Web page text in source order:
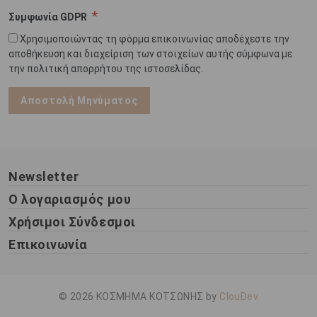
Συμφωνία GDPR
Χρησιμοποιώντας τη φόρμα επικοινωνίας αποδέχεστε την
αποθήκευση και διαχείριση των στοιχείων αυτής σύμφωνα με
την πολιτική απορρήτου της ιστοσελίδας.
Αποστολή Μηνύματος
Newsletter
Ο λογαριασμός μου
Χρήσιμοι Σύνδεσμοι
Επικοινωνία
© 2026 ΚΟΣΜΗΜΑ ΚΟΤΣΩΝΗΣ by ClouDev